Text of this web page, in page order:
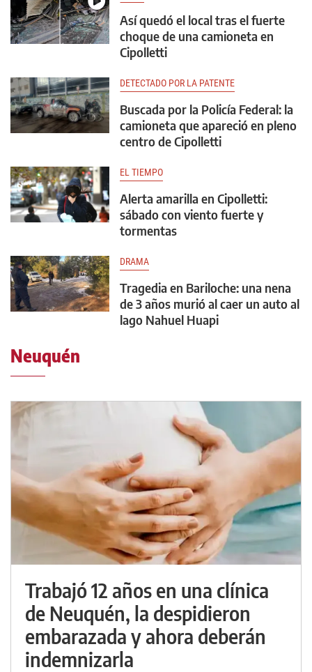
Así quedó el local tras el fuerte
choque de una camioneta en
Cipolletti
DETECTADO POR LA PATENTE
Buscada por la Policía Federal: la
camioneta que apareció en pleno
centro de Cipolletti
EL TIEMPO
Alerta amarilla en Cipolletti:
sábado con viento fuerte y
tormentas
DRAMA
Tragedia en Bariloche: una nena
de 3 años murió al caer un auto al
lago Nahuel Huapi
Neuquén
Trabajó 12 años en una clínica
de Neuquén, la despidieron
embarazada y ahora deberán
indemnizarla